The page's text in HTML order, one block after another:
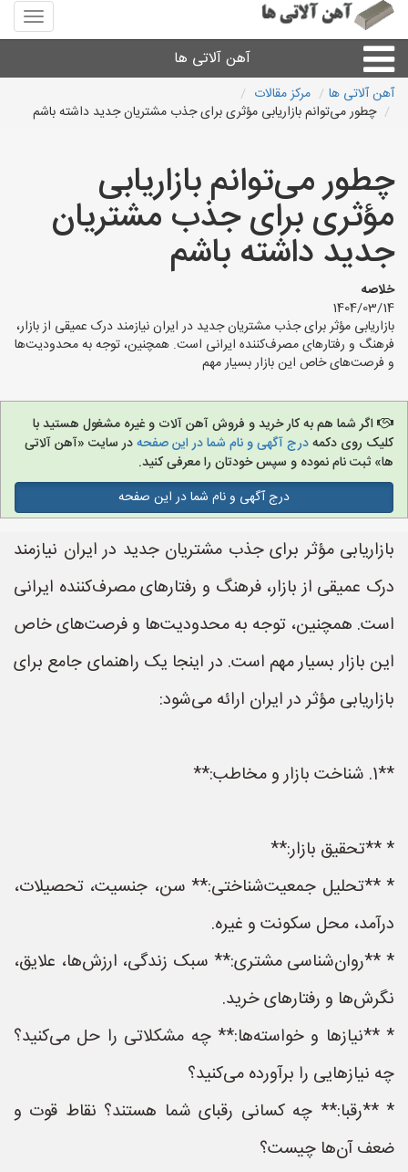
منوی
سایت
آلاتی
آهن آلاتی ها
میلگرد نبشی،مفتول
لوله و اتصالات
سایر آهن آلات
آهن آلاتی های شهرها
آهن آلاتی ها
مرکز مقالات
چطور می‌توانم بازاریابی مؤثری برای جذب مشتریان جدید داشته باشم
چطور می‌توانم بازاریابی
مؤثری برای جذب مشتریان
جدید داشته باشم
خلاصه
1404/03/14
بازاریابی مؤثر برای جذب مشتریان جدید در ایران نیازمند درک عمیقی از بازار،
فرهنگ و رفتارهای مصرف‌کننده ایرانی است. همچنین، توجه به محدودیت‌ها
و فرصت‌های خاص این بازار بسیار مهم
اگر شما هم به کار خرید و فروش آهن آلات و غیره مشغول هستید با
کلیک روی دکمهدرج آگهی و نام شما در این صفحهدر سایت «آهن آلاتی
ها» ثبت نام نموده و سپس خودتان را معرفی کنید.
درج آگهی و نام شما در این صفحه
بازاریابی مؤثر برای جذب مشتریان جدید در ایران نیازمند
درک عمیقی از بازار، فرهنگ و رفتارهای مصرف‌کننده ایرانی
است. همچنین، توجه به محدودیت‌ها و فرصت‌های خاص
این بازار بسیار مهم است. در اینجا یک راهنمای جامع برای
بازاریابی مؤثر در ایران ارائه می‌شود:
**1. شناخت بازار و مخاطب:**
* **تحقیق بازار:**
* **تحلیل جمعیت‌شناختی:** سن، جنسیت، تحصیلات،
درآمد، محل سکونت و غیره.
* **روان‌شناسی مشتری:** سبک زندگی، ارزش‌ها، علایق،
نگرش‌ها و رفتارهای خرید.
* **نیازها و خواسته‌ها:** چه مشکلاتی را حل می‌کنید؟
چه نیازهایی را برآورده می‌کنید؟
* **رقبا:** چه کسانی رقبای شما هستند؟ نقاط قوت و
ضعف آن‌ها چیست؟